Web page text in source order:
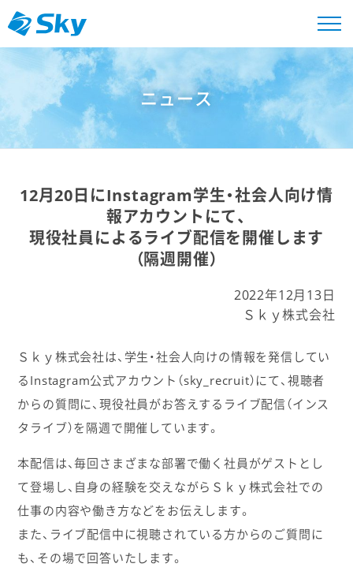
ニュース
12月20日にInstagram学生・社会人向け情
報アカウントにて、
現役社員によるライブ配信を開催します
（隔週開催）
2022年12月13日
Ｓｋｙ株式会社
Ｓｋｙ株式会社は、学生・社会人向けの情報を発信してい
るInstagram公式アカウント（sky_recruit）にて、視聴者
からの質問に、現役社員がお答えするライブ配信（インス
タライブ）を隔週で開催しています。
本配信は、毎回さまざまな部署で働く社員がゲストとし
て登場し、自身の経験を交えながらＳｋｙ株式会社での
仕事の内容や働き方などをお伝えします。
また、ライブ配信中に視聴されている方からのご質問に
も、その場で回答いたします。